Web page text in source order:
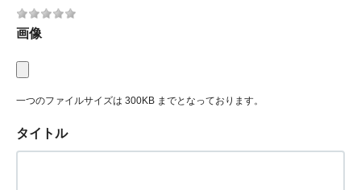
画像
一つのファイルサイズは 300KB までとなっております。
タイトル